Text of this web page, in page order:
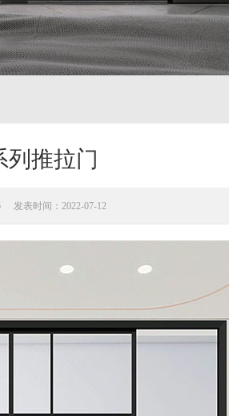
列推拉门
发表时间：2022-07-12